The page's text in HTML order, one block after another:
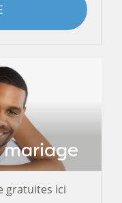
gratuites ici